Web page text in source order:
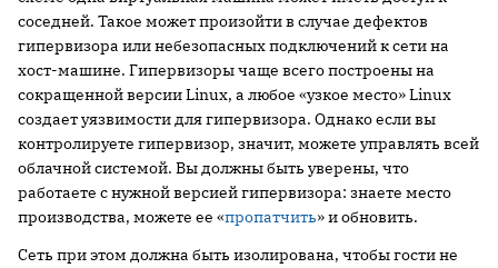
соседней. Такое может произойти в случае дефектов
гипервизора или небезопасных подключений к сети на
хост-машине. Гипервизоры чаще всего построены на
сокращенной версии Linux, а любое «узкое место» Linux
создает уязвимости для гипервизора. Однако если вы
контролируете гипервизор, значит, можете управлять всей
облачной системой. Вы должны быть уверены, что
работаете с нужной версией гипервизора: знаете место
производства, можете ее «пропатчить» и обновить.
Сеть при этом должна быть изолирована, чтобы гости не